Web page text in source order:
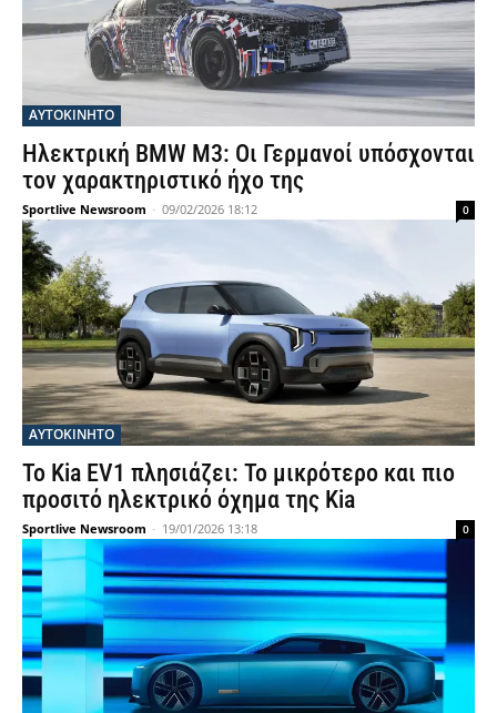
ΑΥΤΟΚΙΝΗΤΟ
Ηλεκτρική BMW M3: Οι Γερμανοί υπόσχονται
τον χαρακτηριστικό ήχο της
Sportlive Newsroom - 09/02/2026 18:12 0
ΑΥΤΟΚΙΝΗΤΟ
Το Kia EV1 πλησιάζει: Το μικρότερο και πιο
προσιτό ηλεκτρικό όχημα της Kia
Sportlive Newsroom - 19/01/2026 13:18 0